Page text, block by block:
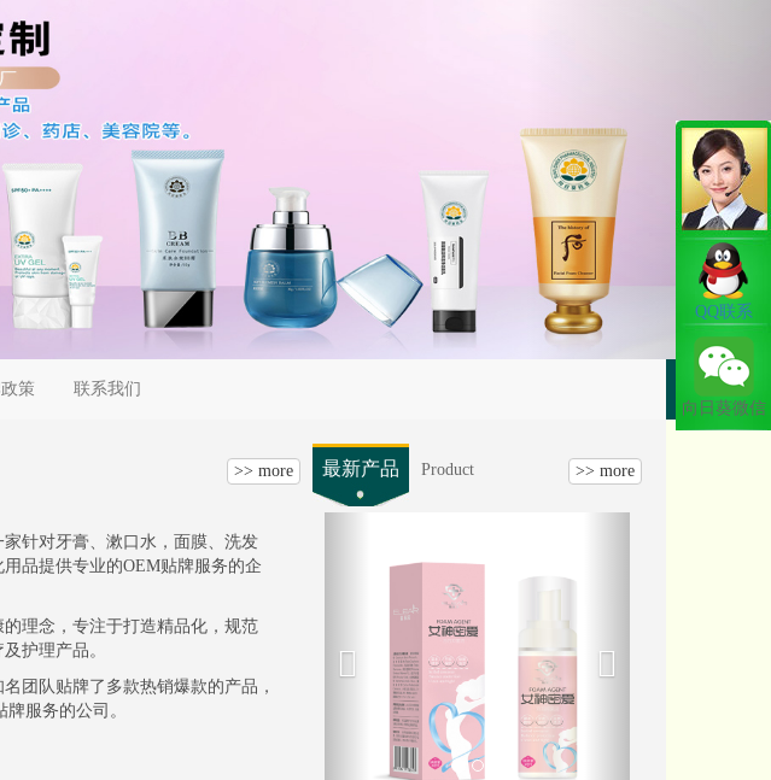
策 联系我们
>> more
针对牙膏、漱口水，面膜、洗发
品提供专业的OEM贴牌服务的企
理念，专注于打造精品化，规范
护理产品。
团队贴牌了多款热销爆款的产品，
服务的公司。
最新产品 Product >> more
QQ联系
向日葵微信